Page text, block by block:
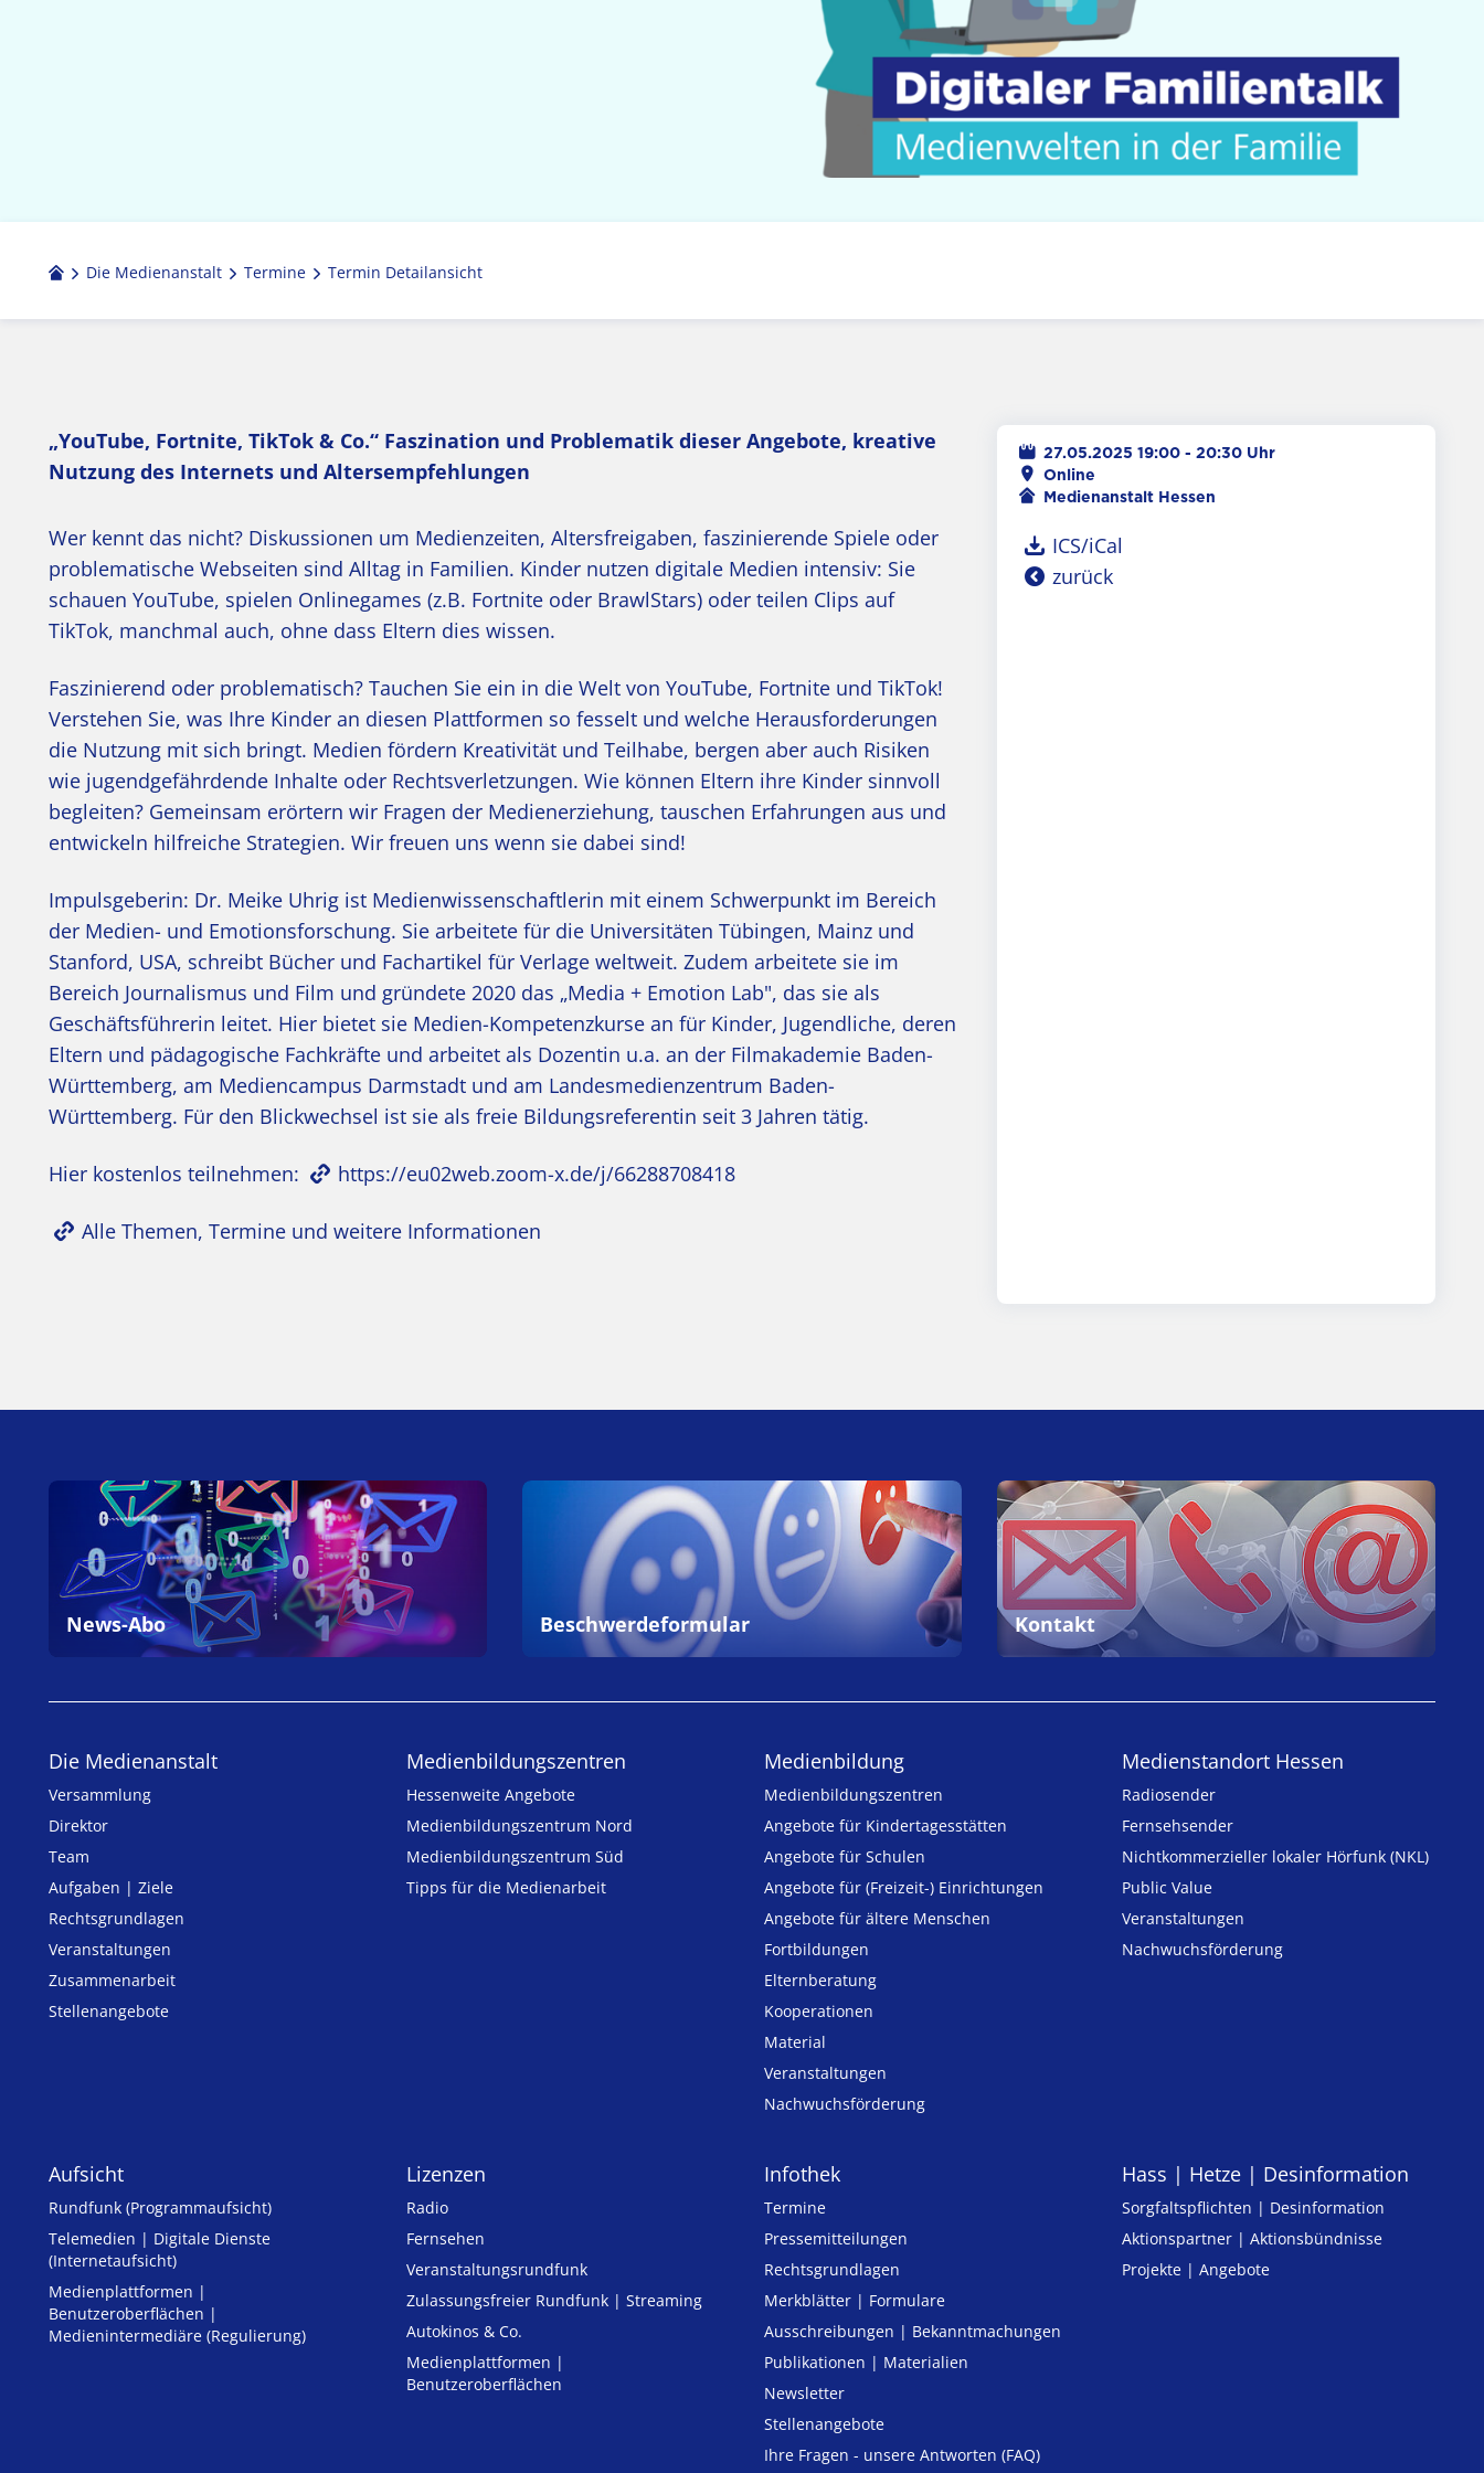
Die Medienanstalt Termine Termin Detailansicht
„YouTube, Fortnite, TikTok & Co.“ Faszination und Problematik dieser Angebote, kreative
Nutzung des Internets und Altersempfehlungen
Wer kennt das nicht? Diskussionen um Medienzeiten, Altersfreigaben, faszinierende Spiele oder
problematische Webseiten sind Alltag in Familien. Kinder nutzen digitale Medien intensiv: Sie
schauen YouTube, spielen Onlinegames (z.B. Fortnite oder BrawlStars) oder teilen Clips auf
TikTok, manchmal auch, ohne dass Eltern dies wissen.
Faszinierend oder problematisch? Tauchen Sie ein in die Welt von YouTube, Fortnite und TikTok!
Verstehen Sie, was Ihre Kinder an diesen Plattformen so fesselt und welche Herausforderungen
die Nutzung mit sich bringt. Medien fördern Kreativität und Teilhabe, bergen aber auch Risiken
wie jugendgefährdende Inhalte oder Rechtsverletzungen. Wie können Eltern ihre Kinder sinnvoll
begleiten? Gemeinsam erörtern wir Fragen der Medienerziehung, tauschen Erfahrungen aus und
entwickeln hilfreiche Strategien. Wir freuen uns wenn sie dabei sind!
Impulsgeberin: Dr. Meike Uhrig ist Medienwissenschaftlerin mit einem Schwerpunkt im Bereich
der Medien- und Emotionsforschung. Sie arbeitete für die Universitäten Tübingen, Mainz und
Stanford, USA, schreibt Bücher und Fachartikel für Verlage weltweit. Zudem arbeitete sie im
Bereich Journalismus und Film und gründete 2020 das „Media + Emotion Lab", das sie als
Geschäftsführerin leitet. Hier bietet sie Medien-Kompetenzkurse an für Kinder, Jugendliche, deren
Eltern und pädagogische Fachkräfte und arbeitet als Dozentin u.a. an der Filmakademie Baden-
Württemberg, am Mediencampus Darmstadt und am Landesmedienzentrum Baden-
Württemberg. Für den Blickwechsel ist sie als freie Bildungsreferentin seit 3 Jahren tätig.
Hier kostenlos teilnehmen: https://eu02web.zoom-x.de/j/66288708418
Alle Themen, Termine und weitere Informationen
27.05.2025 19:00 - 20:30 Uhr
Ort
Online
Veranstalter
Medienanstalt Hessen
ICS/iCal
zurück
News-Abo Beschwerdeformular Kontakt
Die Medienanstalt
Versammlung
Direktor
Team
Aufgaben | Ziele
Rechtsgrundlagen
Veranstaltungen
Zusammenarbeit
Stellenangebote
Medien­bildungs­zentren
Hessenweite Angebote
Medienbildungszentrum Nord
Medienbildungszentrum Süd
Tipps für die Medienarbeit
Medienbildung
Medien­bildungs­zentren
Angebote für Kinder­tages­stätten
Angebote für Schulen
Angebote für (Freizeit-) Ein­rich­tungen
Angebote für ältere Menschen
Fortbildungen
Elternberatung
Kooperationen
Material
Veranstaltungen
Nachwuchsförderung
Medienstandort Hessen
Radiosender
Fernsehsender
Nicht­kommer­zieller lo­ka­ler Hör­funk (NKL)
Public Value
Veranstaltungen
Nachwuchsförderung
Aufsicht
Rundfunk (Programmaufsicht)
Telemedien | Digitale Dienste
(Internetaufsicht)
Medienplattformen |
Benutzeroberflächen |
Medienintermediäre (Regulierung)
Lizenzen
Radio
Fernsehen
Veranstaltungsrundfunk
Zulassungs­freier Rund­funk | Streaming
Autokinos & Co.
Medienplattformen |
Benutzeroberflächen
Infothek
Termine
Pressemitteilungen
Rechtsgrundlagen
Merkblätter | Formulare
Ausschreibungen | Bekanntmachungen
Publikationen | Materialien
Newsletter
Stellenangebote
Ihre Fragen - unsere Antworten (FAQ)
Hass | Hetze | Desinformation
Sorgfaltspflichten | Desinformation
Aktionspartner | Aktionsbündnisse
Projekte | Angebote